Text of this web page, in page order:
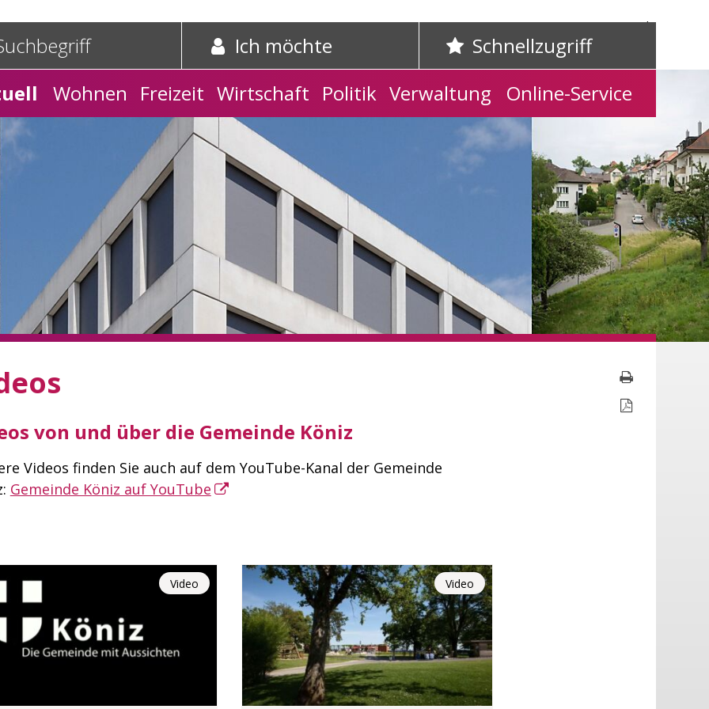
Home Kontakt
und Schnelleinstieg
starten Ich möchte Schnellzugriff
Wohnen Freizeit Wirtschaft Politik Verwaltung Online-Service
von und über die Gemeinde Köniz
Videos finden Sie auch auf dem YouTube-Kanal der Gemeinde
Gemeinde Köniz auf YouTube
Video Video